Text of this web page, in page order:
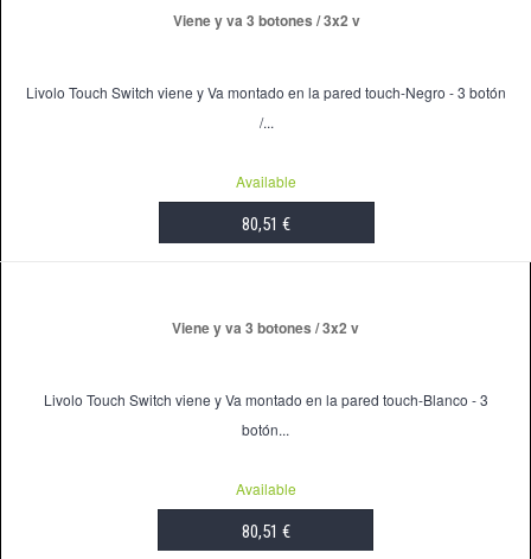
Viene y va 3 botones / 3x2 v
Livolo Touch Switch viene y Va montado en la pared touch-Negro - 3 botón
/...
Available
80,51 €
Viene y va 3 botones / 3x2 v
Livolo Touch Switch viene y Va montado en la pared touch-Blanco - 3
botón...
Available
80,51 €